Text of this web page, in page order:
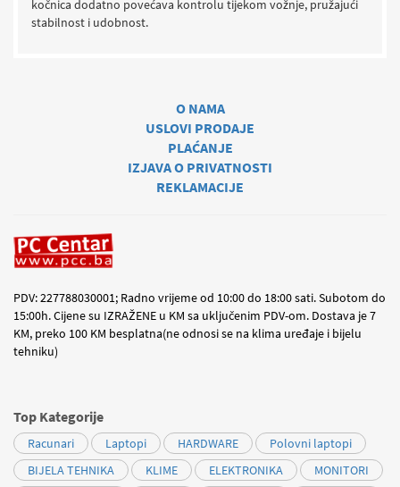
kočnica dodatno povećava kontrolu tijekom vožnje, pružajući
stabilnost i udobnost.
O NAMA
USLOVI PRODAJE
PLAĆANJE
IZJAVA O PRIVATNOSTI
REKLAMACIJE
PDV: 227788030001; Radno vrijeme od 10:00 do 18:00 sati. Subotom do
15:00h. Cijene su IZRAŽENE u KM sa uključenim PDV-om. Dostava je 7
KM, preko 100 KM besplatna(ne odnosi se na klima uređaje i bijelu
tehniku)
Top Kategorije
Racunari Laptopi HARDWARE
Polovni laptopi
BIJELA TEHNIKA
KLIME ELEKTRONIKA
MONITORI